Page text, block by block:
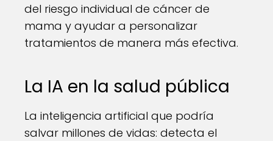
del riesgo individual de cáncer de
mama y ayudar a personalizar
tratamientos de manera más efectiva.
La IA en la salud pública
La inteligencia artificial que podría
salvar millones de vidas: detecta el